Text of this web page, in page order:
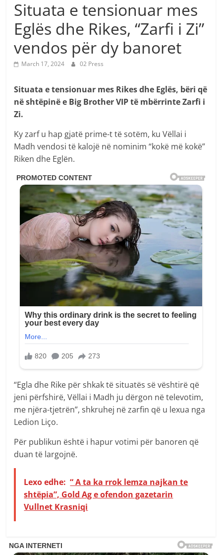
Situata e tensionuar mes
Eglës dhe Rikes, “Zarfi i Zi”
vendos për dy banoret
March 17, 2024 02 Press
Situata e tensionuar mes Rikes dhe Eglës, bëri që
në shtëpinë e Big Brother VIP të mbërrinte Zarfi i
Zi.
Ky zarf u hap gjatë prime-t të sotëm, ku Vëllai i
Madh vendosi të kalojë në nominim “kokë më kokë”
Riken dhe Eglën.
“Egla dhe Rike për shkak të situatës së vështirë që
jeni përfshirë, Vëllai i Madh ju dërgon në televotim,
me njëra-tjetrën”, shkruhej në zarfin që u lexua nga
Ledion Liço.
Për publikun është i hapur votimi për banoren që
duan të largojnë.
Lexo edhe: “ A ta ka rrok lemza najkan te
shtëpia”, Gold Ag e ofendon gazetarin
Vullnet Krasniqi